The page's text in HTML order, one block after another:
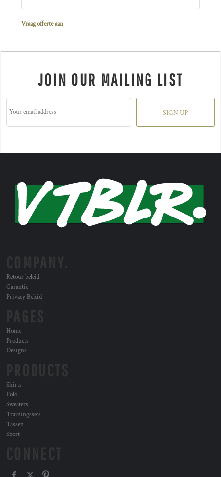
Vraag offerte aan
JOIN OUR MAILING LIST
SIGN UP
Retour beleid
Garantie
Privacy Beleid
Home
Products
Designs
Shirts
Polo
Sweaters
Trainingssets
Tassen
Sport